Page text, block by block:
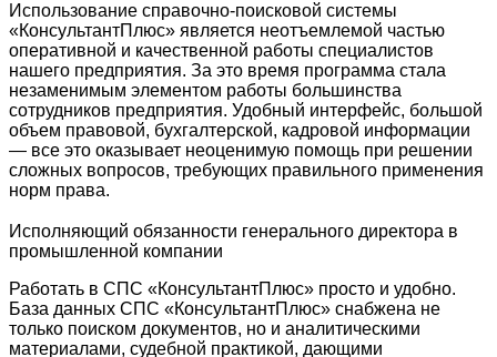
Использование справочно-поисковой системы
«КонсультантПлюс» является неотъемлемой частью
оперативной и качественной работы специалистов
нашего предприятия. За это время программа стала
незаменимым элементом работы большинства
сотрудников предприятия. Удобный интерфейс, большой
объем правовой, бухгалтерской, кадровой информации
— все это оказывает неоценимую помощь при решении
сложных вопросов, требующих правильного применения
норм права.
Исполняющий обязанности генерального директора в
промышленной компании
Работать в СПС «КонсультантПлюс» просто и удобно.
База данных СПС «КонсультантПлюс» снабжена не
только поиском документов, но и аналитическими
материалами, судебной практикой, дающими